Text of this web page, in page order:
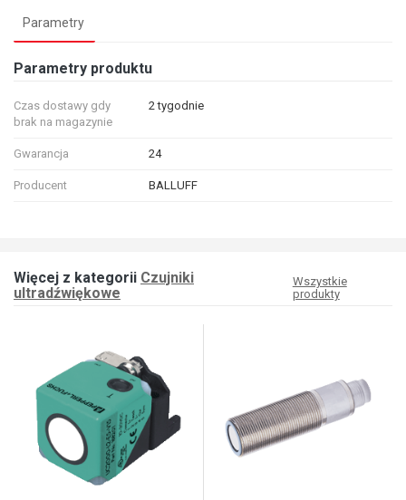
Parametry
Parametry produktu
Czas dostawy gdy
brak na magazynie
2 tygodnie
Gwarancja 24
Producent BALLUFF
Więcej z kategorii Czujniki
ultradźwiękowe
Wszystkie
produkty